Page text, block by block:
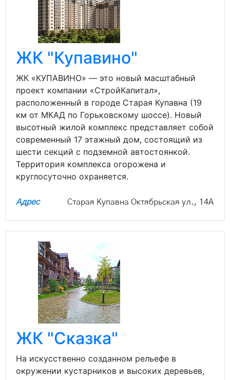
ЖК "Купавино"
ЖК «КУПАВИНО» — это новый масштабный
проект компании «СтройКапитал»,
расположенный в городе Старая Купавна (19
км от МКАД по Горьковскому шоссе). Новый
высотный жилой комплекс представляет собой
современный 17 этажный дом, состоящий из
шести секций с подземной автостоянкой.
Территория комплекса огорожена и
круглосуточно охраняется.
Адрес Старая Купавна Октябрьская ул., 14А
ЖК "Сказка"
На искусственно созданном рельефе в
окружении кустарников и высоких деревьев,